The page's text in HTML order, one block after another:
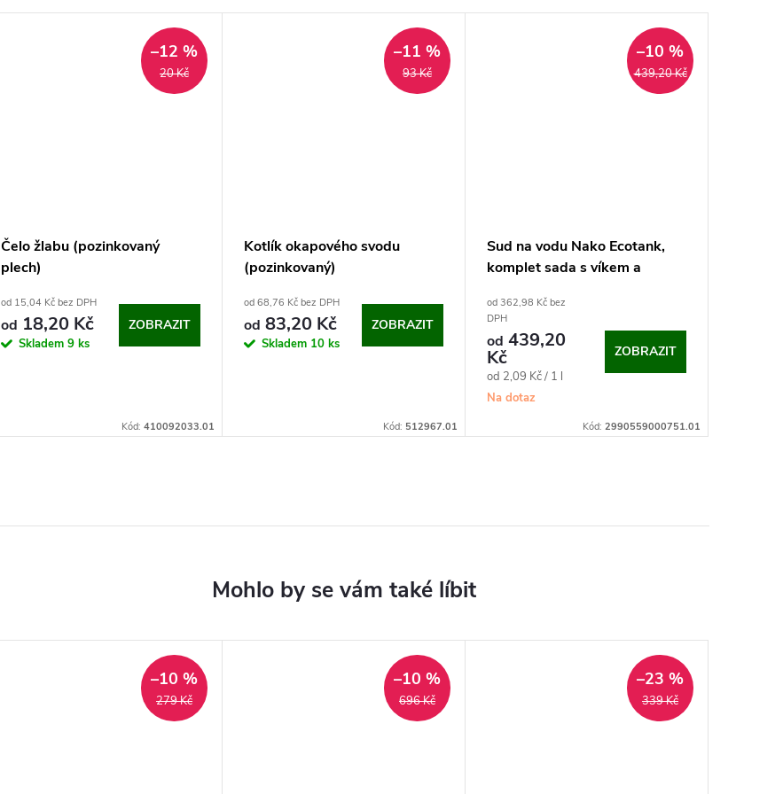
20 Kč
–12 %
Čelo žlabu (pozinkovaný
plech)
od 15,04 Kč bez DPH
od 18,20 Kč
Skladem 9 ks
ZOBRAZIT
Kód: 410092033.01
93 Kč
–11 %
Kotlík okapového svodu
(pozinkovaný)
od 68,76 Kč bez DPH
od 83,20 Kč
Skladem 10 ks
ZOBRAZIT
Kód: 512967.01
439,20 Kč
–10 %
Sud na vodu Nako Ecotank,
komplet sada s víkem a
od 362,98 Kč bez
DPH
od 439,20
Kč
Měrná
cena:
od 2,09 Kč / 1 l
Na dotaz
ZOBRAZIT
Kód: 2990559000751.01
279 Kč
–10 %
696 Kč
–10 %
339 Kč
–23 %